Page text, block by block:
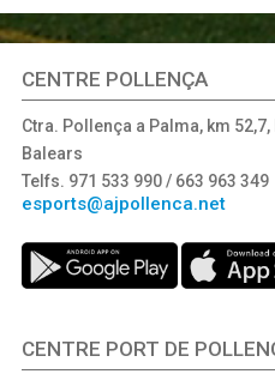
CENTRE POLLENÇA
Ctra. Pollença a Palma, km
Balears
Telfs. 971 533 990 / 663 963 349
esports@ajpollenca.net
CENTRE PORT DE